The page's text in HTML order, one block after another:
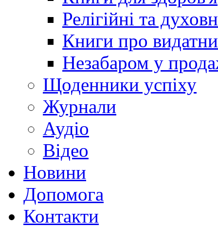
Релігійні та
Книги про
Незабаром у
Щоденники успіху
Журнали
Аудіо
Відео
Новини
Допомога
Контакти